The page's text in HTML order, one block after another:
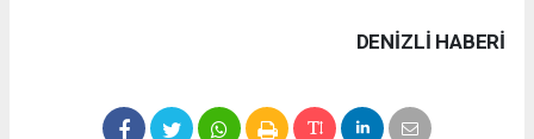
DENIZLI HABERİ